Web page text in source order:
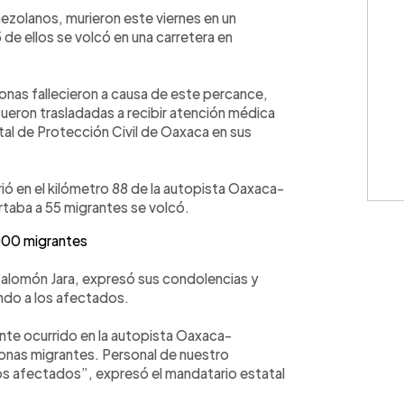
murieron este viernes en un
ellos se volcó en una carretera en
fallecieron a causa de este percance,
trasladadas a recibir atención médica
de Protección Civil de Oaxaca en sus
en el kilómetro 88 de la autopista Oaxaca-
a 55 migrantes se volcó.
migrantes
Jara, expresó sus condolencias y
a los afectados.
ocurrido en la autopista Oaxaca-
migrantes. Personal de nuestro
afectados”, expresó el mandatario estatal